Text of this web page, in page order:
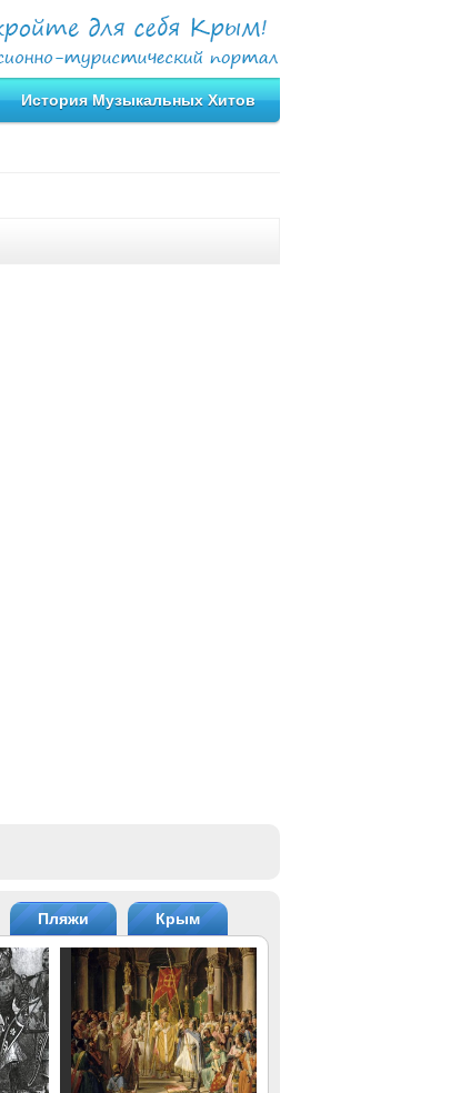
История Музыкальных Хитов
Пляжи Крым